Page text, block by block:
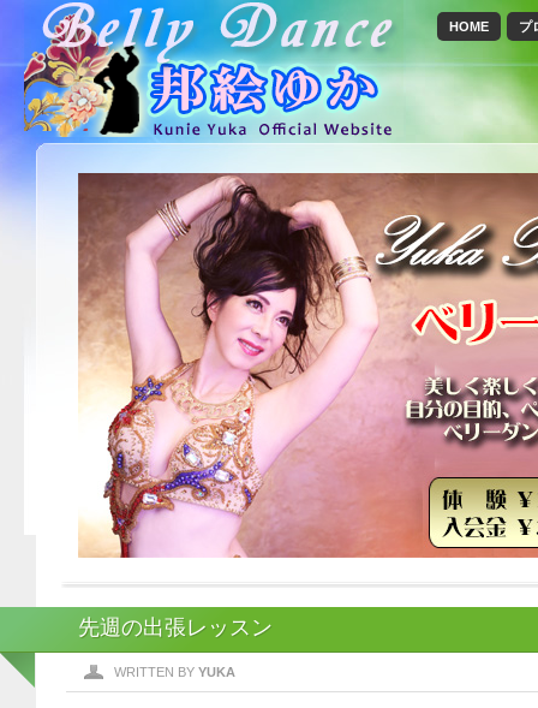
プ
HOME
先週の出張レッスン
WRITTEN BY YUKA